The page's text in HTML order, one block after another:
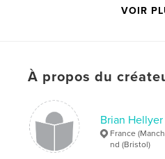
VOIR
À propos du
Brian Hellyer
France
nd (Bristol)